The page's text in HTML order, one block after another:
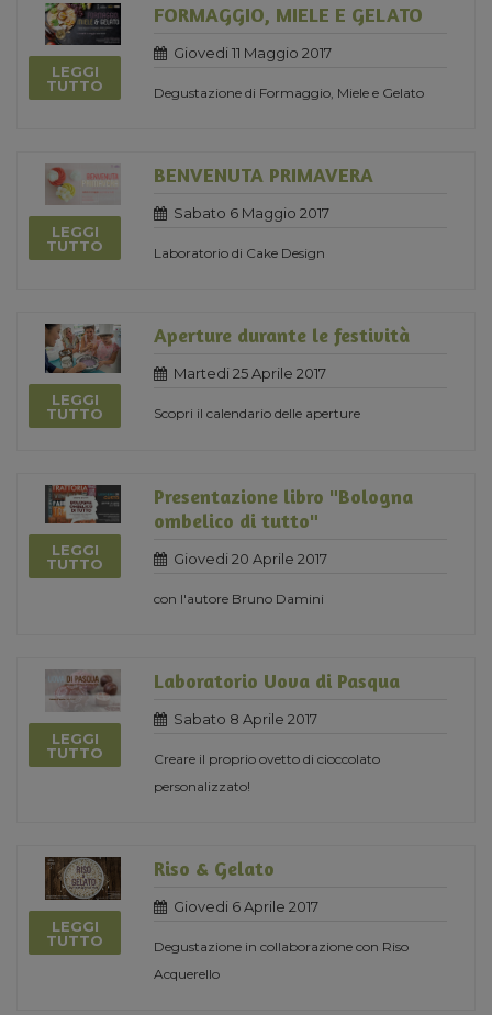
LEGGI
TUTTO
FORMAGGIO, MIELE E GELATO
Giovedi 11 Maggio 2017
Degustazione di Formaggio, Miele e Gelato
LEGGI
TUTTO
BENVENUTA PRIMAVERA
Sabato 6 Maggio 2017
Laboratorio di Cake Design
LEGGI
TUTTO
Aperture durante le festività
Martedi 25 Aprile 2017
Scopri il calendario delle aperture
LEGGI
TUTTO
Presentazione libro "Bologna
ombelico di tutto"
Giovedi 20 Aprile 2017
con l'autore Bruno Damini
LEGGI
TUTTO
Laboratorio Uova di Pasqua
Sabato 8 Aprile 2017
Creare il proprio ovetto di cioccolato
personalizzato!
LEGGI
TUTTO
Riso & Gelato
Giovedi 6 Aprile 2017
Degustazione in collaborazione con Riso
Acquerello